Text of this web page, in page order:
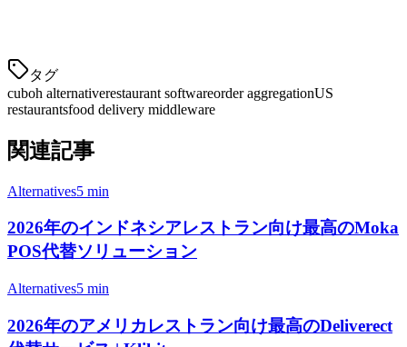
タグ
cuboh alternativerestaurant softwareorder aggregationUS
restaurantsfood delivery middleware
関連記事
Alternatives5 min
2026年のインドネシアレストラン向け最高のMoka
POS代替ソリューション
Alternatives5 min
2026年のアメリカレストラン向け最高のDeliverect